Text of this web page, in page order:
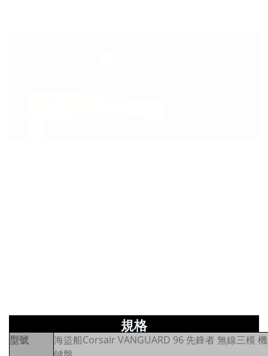
規格
型號
海盜船Corsair VANGUARD 96 先鋒者 無線三模